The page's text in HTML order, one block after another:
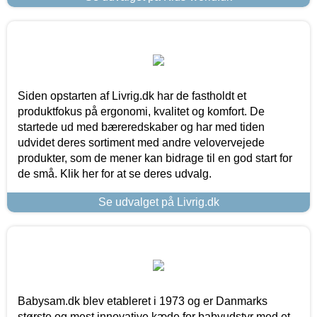
Siden opstarten af Livrig.dk har de fastholdt et
produktfokus på ergonomi, kvalitet og komfort. De
startede ud med bæreredskaber og har med tiden
udvidet deres sortiment med andre velovervejede
produkter, som de mener kan bidrage til en god start for
de små. Klik her for at se deres udvalg.
Se udvalget på Livrig.dk
Babysam.dk blev etableret i 1973 og er Danmarks